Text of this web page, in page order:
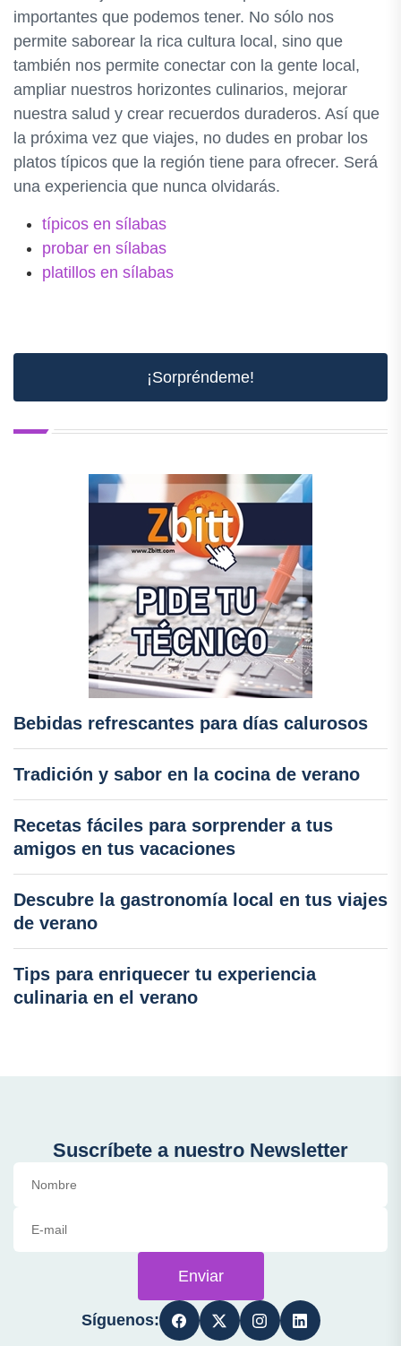
importantes que podemos tener. No sólo nos
permite saborear la rica cultura local, sino que
también nos permite conectar con la gente local,
ampliar nuestros horizontes culinarios, mejorar
nuestra salud y crear recuerdos duraderos. Así que
la próxima vez que viajes, no dudes en probar los
platos típicos que la región tiene para ofrecer. Será
una experiencia que nunca olvidarás.
típicos en sílabas
probar en sílabas
platillos en sílabas
¡Sorpréndeme!
Bebidas refrescantes para días calurosos
Tradición y sabor en la cocina de verano
Recetas fáciles para sorprender a tus
amigos en tus vacaciones
Descubre la gastronomía local en tus viajes
de verano
Tips para enriquecer tu experiencia
culinaria en el verano
Suscríbete a nuestro Newsletter
Enviar
Síguenos: